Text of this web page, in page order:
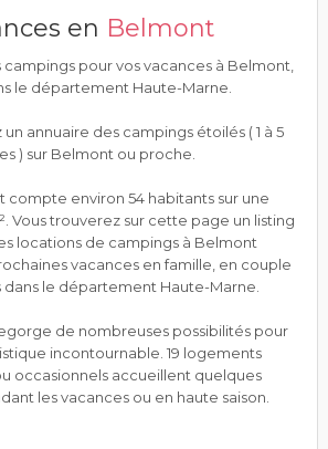
en Belmont
pour vos vacances à Belmont,
le département Haute-Marne.
annuaire des campings étoilés ( 1 à 5
) sur Belmont ou proche.
compte environ 54 habitants sur une
Vous trouverez sur cette page un listing
locations de campings à Belmont
vacances en famille, en couple
dans le département Haute-Marne.
de nombreuses possibilités pour
incontournable. 19 logements
occasionnels accueillent quelques
les vacances ou en haute saison.